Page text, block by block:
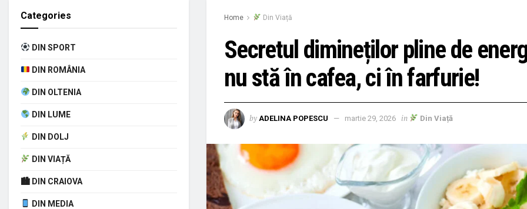
Home Din Viață
Secretul dimineților pline de
nu stă în cafea, ci în farfurie!
by ADELINA POPESCU martie 29, 2026 in Din Viață
Categories
DIN SPORT
DIN ROMÂNIA
DIN OLTENIA
DIN LUME
DIN DOLJ
DIN VIAȚĂ
🏙 DIN CRAIOVA
DIN MEDIA